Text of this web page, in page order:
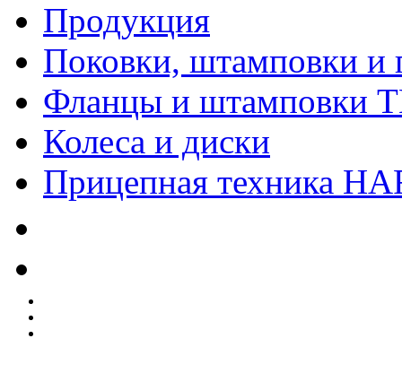
Продукция
Поковки, штамповки и
Фланцы и штамповки
Колеса и диски
Прицепная техника